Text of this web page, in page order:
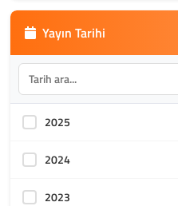
Yayın Tarihi
2025
2024
2023